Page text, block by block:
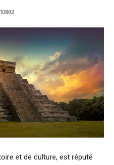
10802
et de culture, est réputé